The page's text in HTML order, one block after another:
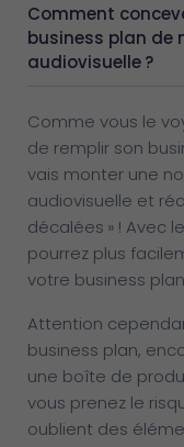
Comment
business plan de
audiovisuelle ?
Comme vous le
de remplir son
vais monter une
audiovisuelle et
décalées » ! Avec
pourrez plus
votre business
Attention
business plan,
une boîte de
vous prenez le
oublient des